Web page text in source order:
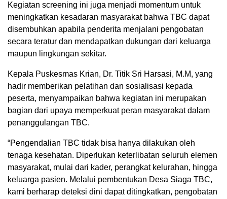
Kegiatan screening ini juga menjadi momentum untuk
meningkatkan kesadaran masyarakat bahwa TBC dapat
disembuhkan apabila penderita menjalani pengobatan
secara teratur dan mendapatkan dukungan dari keluarga
maupun lingkungan sekitar.
Kepala Puskesmas Krian, Dr. Titik Sri Harsasi, M.M, yang
hadir memberikan pelatihan dan sosialisasi kepada
peserta, menyampaikan bahwa kegiatan ini merupakan
bagian dari upaya memperkuat peran masyarakat dalam
penanggulangan TBC.
“Pengendalian TBC tidak bisa hanya dilakukan oleh
tenaga kesehatan. Diperlukan keterlibatan seluruh elemen
masyarakat, mulai dari kader, perangkat kelurahan, hingga
keluarga pasien. Melalui pembentukan Desa Siaga TBC,
kami berharap deteksi dini dapat ditingkatkan, pengobatan